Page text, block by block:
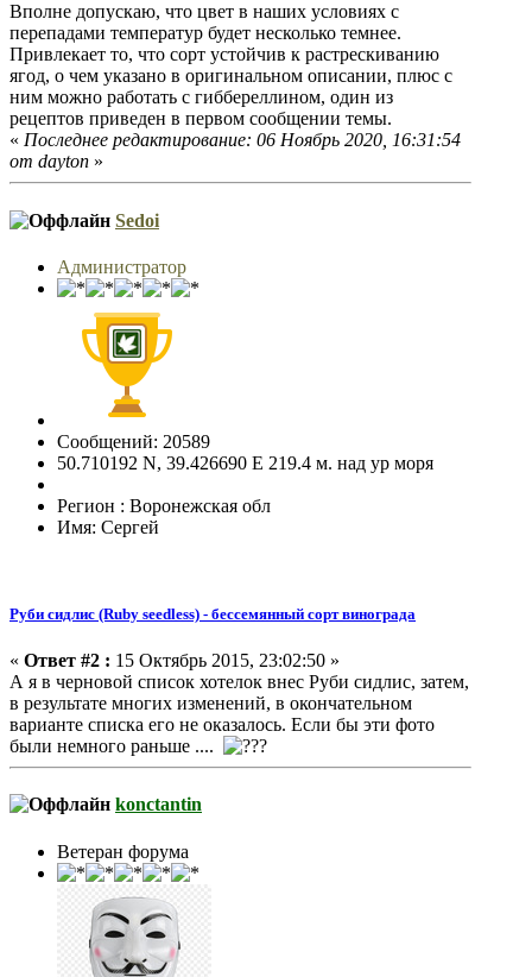
Вполне допускаю, что цвет в наших условиях с
перепадами температур будет несколько темнее.
Привлекает то, что сорт устойчив к растрескиванию
ягод, о чем указано в оригинальном описании, плюс с
ним можно работать с гиббереллином, один из
рецептов приведен в первом сообщении темы.
« Последнее редактирование: 06 Ноябрь 2020, 16:31:54
от dayton »
Sedoi
Администратор
Сообщений: 20589
50.710192 N, 39.426690 E 219.4 м. над ур моря
Регион : Воронежская обл
Имя: Сергей
Руби сидлис (Ruby seedless) - бессемянный сорт винограда
« Ответ #2 : 15 Октябрь 2015, 23:02:50 »
А я в черновой список хотелок внес Руби сидлис, затем,
в результате многих изменений, в окончательном
варианте списка его не оказалось. Если бы эти фото
были немного раньше ....
konctantin
Ветеран форума